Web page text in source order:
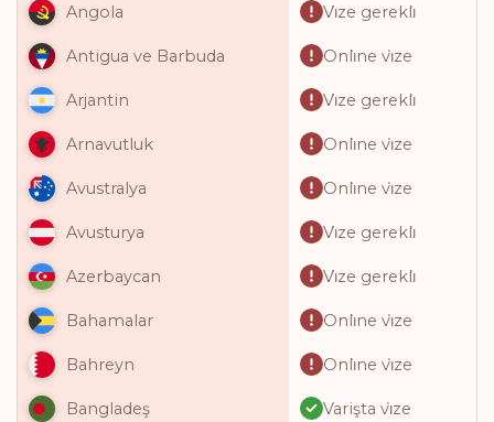
Angola Vi̇ze gerekli̇
Antigua ve Barbuda Onli̇ne vi̇ze
Arjantin Vi̇ze gerekli̇
Arnavutluk Onli̇ne vi̇ze
Avustralya Onli̇ne vi̇ze
Avusturya Vi̇ze gerekli̇
Azerbaycan Vi̇ze gerekli̇
Bahamalar Onli̇ne vi̇ze
Bahreyn Onli̇ne vi̇ze
Bangladeş Varişta vi̇ze